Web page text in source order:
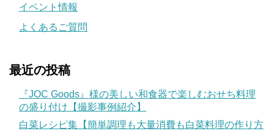
イベント情報
よくあるご質問
最近の投稿
『JOC Goods』様の美しい和食器で楽しむおせち料理
の盛り付け【撮影事例紹介】
白菜レシピ集【簡単調理も大量消費も白菜料理の作り方